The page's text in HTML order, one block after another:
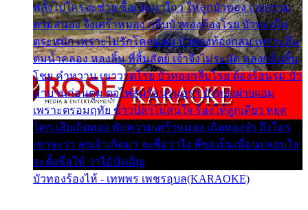
พลั้งไปใครจะช่วย ซื้อเปลมาไกว ให้ลูกบัวทอง เวรกรรม
ตามสนอง จึงเศร้าหมอง กลีบบัวทองต้องโรย บัวทองไม่
ตระหนัก เพราะไม่รักโคลนตม บัวทองท้องกลม เพราะลืม
ตมน้ำคลอง หลงลิ้น ที่สิ้นสัตย์ เจ้าจึงไม่ระมัด หลงกลิ่นลิ้น
โชย คำหวาน เขาวาดโรย บัวทองกลีบโรย ต้องร้อนรุม บัว
มาบานก่อนตูม ดุจไฟสุมร้อนรุมอุรา บัวทองผ่ายผอม
เพราะตรอมฤทัย ข้าวปลาไม่สนใจ ร้องไห้ลูกเดียว หยุด
โศก เสียเถิดทอง พักความเศร้าหมอง เถิดทองจ๋า ถึงใคร
เขาจะว่า ลูกเจ้าเกิดมา จะชื่อว่าไง พี่ขอเป็นเพื่อนปลอบใจ
จะตั้งชื่อให้ ว่าไอ้บังเอิญ
บัวทองร้องไห้ - เทพพร เพชรอุบล(KARAOKE)